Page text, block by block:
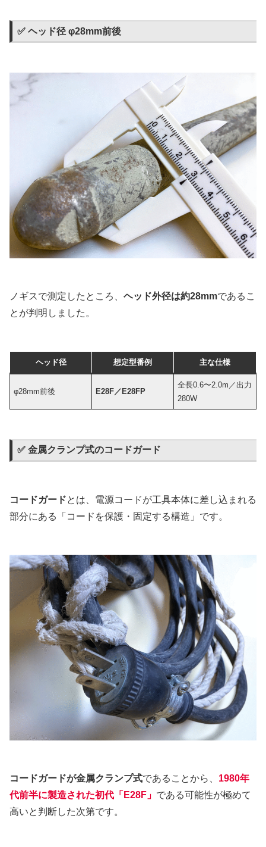
✅ ヘッド径 φ28mm前後
ノギスで測定したところ、 ヘッド外径は約28mmであるこ
とが判明しました。
ヘッド径 想定型番例 主な仕様
φ28mm前後 E28F／E28FP
全長0.6〜2.0m／出力
280W
✅ 金属クランプ式のコードガード
コードガードとは、電源コードが工具本体に差し込まれる
部分にある「コードを保護・固定する構造」です。
コードガードが金属クランプ式であることから、 1980年
代前半に製造された初代「 E28F 」 である可能性が極めて
高いと判断した次第です。